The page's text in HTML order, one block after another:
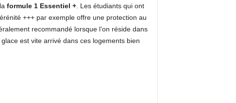
formule 1 Essentiel +. Les étudiants qui ont
+++ par exemple offre une protection au
recommandé lorsque l’on réside dans
est vite arrivé dans ces logements bien